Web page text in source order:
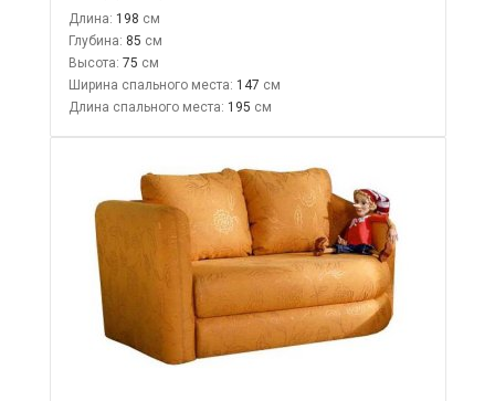
Длина: 198
Глубина: 85
Высота: 75
Ширина спального места: 147
Длина спального места: 195